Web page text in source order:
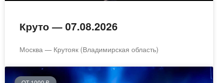
Круто — 07.08.2026
Москва — Крутояк (Владимирская область)